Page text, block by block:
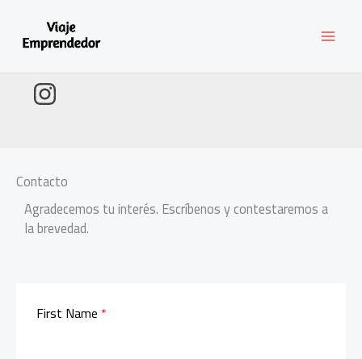
contenido
Contacto
Agradecemos tu interés. Escríbenos y contestaremos a
la brevedad.
First Name *